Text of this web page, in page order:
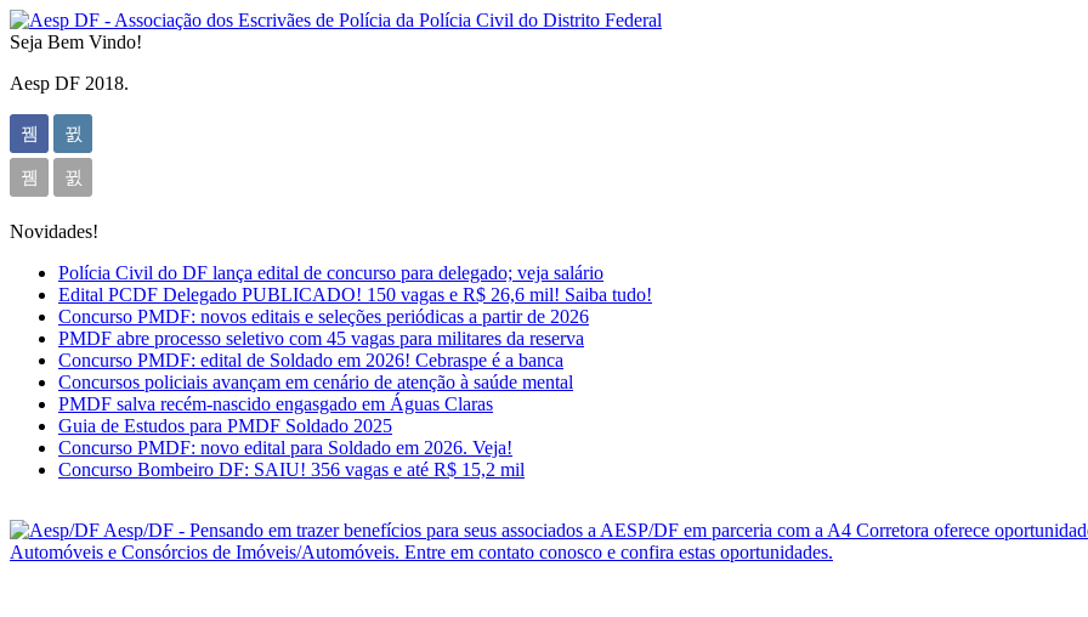
Seja Bem Vindo!
Aesp DF 2018.
Novidades!
Polícia Civil do DF lança edital de concurso para delegado; veja salário
Edital PCDF Delegado PUBLICADO! 150 vagas e R$ 26,6 mil! Saiba tudo!
Concurso PMDF: novos editais e seleções periódicas a partir de 2026
PMDF abre processo seletivo com 45 vagas para militares da reserva
Concurso PMDF: edital de Soldado em 2026! Cebraspe é a banca
Concursos policiais avançam em cenário de atenção à saúde mental
PMDF salva recém-nascido engasgado em Águas Claras
Guia de Estudos para PMDF Soldado 2025
Concurso PMDF: novo edital para Soldado em 2026. Veja!
Concurso Bombeiro DF: SAIU! 356 vagas e até R$ 15,2 mil
Aesp/DF - Pensando em trazer benefícios para seus associados a AESP/DF em parceria com a A4 Corretora oferece
Automóveis e Consórcios de Imóveis/Automóveis. Entre em contato conosco e confira estas oportunidades.